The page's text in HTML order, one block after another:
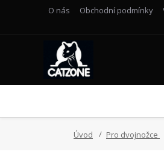
O nás Obchodní podmínky
Úvod Pro dvojnožce